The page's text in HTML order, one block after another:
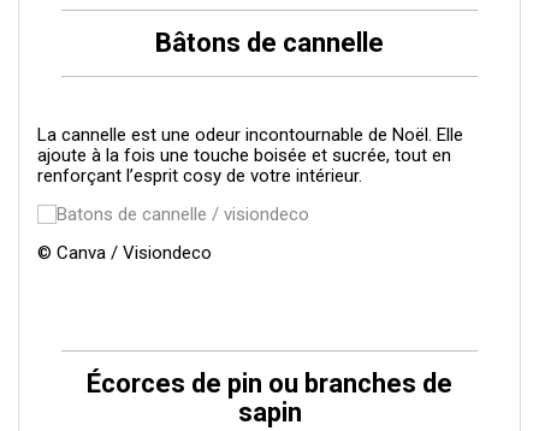
Bâtons de cannelle
La cannelle est une odeur incontournable de Noël. Elle
ajoute à la fois une touche boisée et sucrée, tout en
renforçant l’esprit cosy de votre intérieur.
© Canva / Visiondeco
Écorces de pin ou branches de
sapin